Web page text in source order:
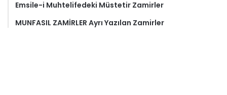
Emsile-i Muhtelifedeki Müstetir Zamirler
MUNFASIL ZAMİRLER Ayrı Yazılan Zamirler